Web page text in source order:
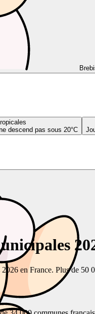
descend pas sous 20°C
en France. Plus de